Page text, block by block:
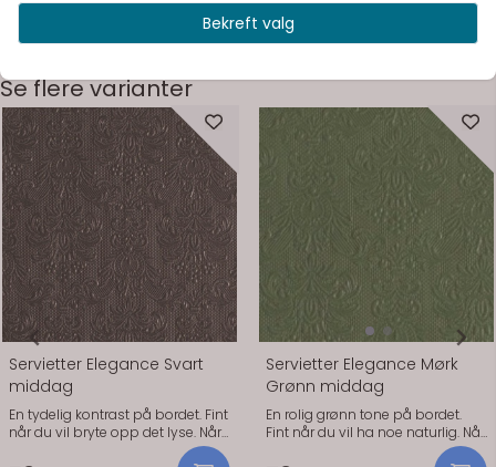
Se flere varianter
Servietter Elegance Svart
middag
En tydelig kontrast på bordet. Fint
når du vil bryte opp det lyse. Når
du vil dekke opp uten å bruke tid
Servietter Elegance Mørk
Grønn middag
En rolig grønn tone på bordet.
Fint når du vil ha noe naturlig. Når
du vil dekke opp uten å bruke tid
På lager På lager
Bekreft valg